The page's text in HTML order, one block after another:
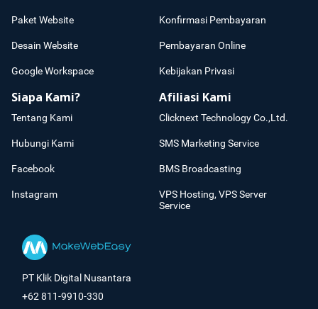
Paket Website
Desain Website
Google Workspace
Konfirmasi Pembayaran
Pembayaran Online
Kebijakan Privasi
Siapa Kami?
Tentang Kami
Hubungi Kami
Facebook
Instagram
Afiliasi Kami
Clicknext Technology Co.,Ltd.
SMS Marketing Service
BMS Broadcasting
VPS Hosting, VPS Server
Service
PT Klik Digital Nusantara
+62 811-9910-330